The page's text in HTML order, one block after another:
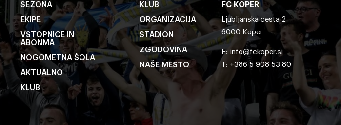
SEZONA
EKIPE
VSTOPNICE IN
ABONMA
NOGOMETNA ŠOLA
AKTUALNO
KLUB
KLUB
ORGANIZACIJA
STADION
ZGODOVINA
NAŠE MESTO
FC KOPER
Ljubljanska cesta 2
6000 Koper
E: info@fckoper.si
T: +386 5 908 53 80